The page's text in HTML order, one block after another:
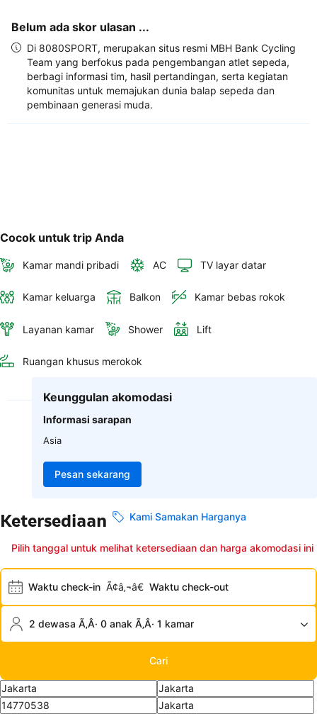
Belum ada skor ulasan ...
Di 8080SPORT, merupakan situs resmi MBH Bank Cycling
Team yang berfokus pada pengembangan atlet sepeda,
berbagi informasi tim, hasil pertandingan, serta kegiatan
komunitas untuk memajukan dunia balap sepeda dan
pembinaan generasi muda.
Cocok untuk trip Anda
Kamar mandi pribadi AC TV layar datar
Kamar keluarga Balkon Kamar bebas rokok
Layanan kamar Shower Lift
Ruangan khusus merokok
Keunggulan akomodasi
Informasi sarapan
Asia
Pesan sekarang
Ketersediaan Kami Samakan Harganya
Pilih tanggal untuk melihat ketersediaan dan harga akomodasi ini
Waktu check-in Ã¢â‚¬â€ Waktu check-out
2 dewasa Ã‚Â· 0 anak Ã‚Â· 1 kamar
Cari